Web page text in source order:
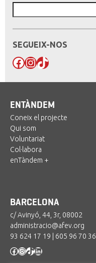
SEGUEIX-NOS
Facebook
Instagram
TikTok
ENTÀNDEM
Coneix el projecte
Qui som
Voluntariat
Col·labora
enTàndem +
BARCELONA
c/ Avinyó, 44, 3r, 08002
administracio@afev.org
93 624 17 19
605 96 70 36
Facebook
Instagram
TikTok
LinkedIn